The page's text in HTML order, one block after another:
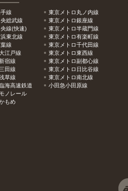
線
総武線
線(快速)
東北線
線
江戸線
宿線
田線
草線
海高速鉄道
ノレール
もめ
東京メトロ丸ノ内線
東京メトロ銀座線
東京メトロ半蔵門線
東京メトロ有楽町線
東京メトロ千代田線
東京メトロ東西線
東京メトロ副都心線
東京メトロ日比谷線
東京メトロ南北線
小田急小田原線